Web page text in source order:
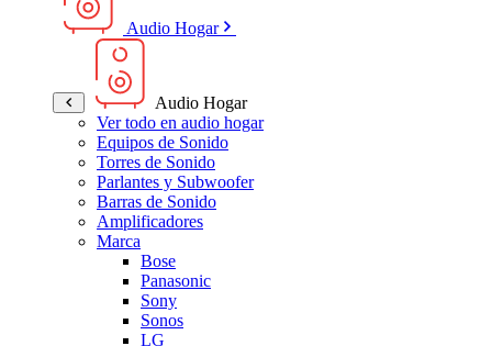
Audio Hogar
Audio Hogar
Ver todo en audio hogar
Equipos de Sonido
Torres de Sonido
Parlantes y Subwoofer
Barras de Sonido
Amplificadores
Marca
Bose
Panasonic
Sony
Sonos
LG